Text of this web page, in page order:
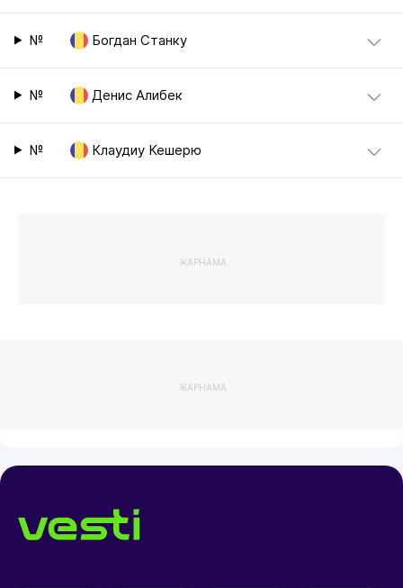
№ Богдан Станку
№ Денис Алибек
№ Клаудиу Кешерю
ЖАРНАМА
ЖАРНАМА